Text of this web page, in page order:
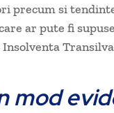
precum si
ar pute fi
Insolventa
mod